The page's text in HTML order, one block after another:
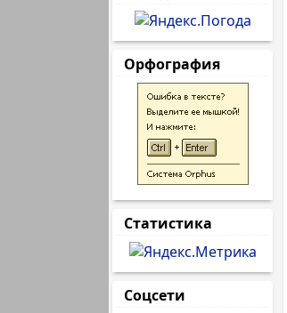
Орфография
Статистика
Соцсети